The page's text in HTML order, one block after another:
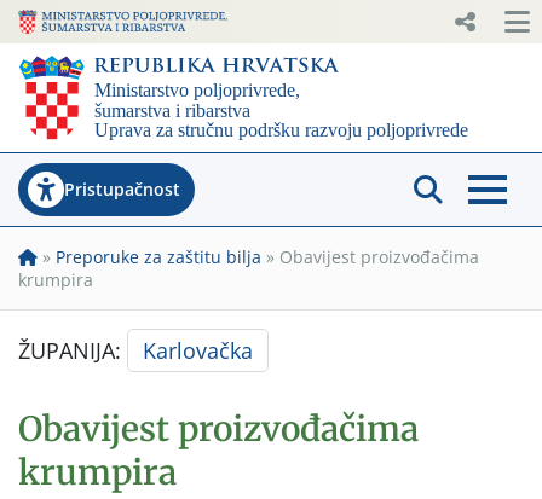
Pristupačnost
» Preporuke za zaštitu bilja » Obavijest proizvođačima
krumpira
ŽUPANIJA: Karlovačka
Obavijest proizvođačima
krumpira